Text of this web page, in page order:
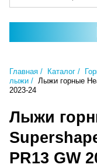
Главная Каталог
лыжи
Лыжи горные
2023-24
Лыжи
PR13 GW